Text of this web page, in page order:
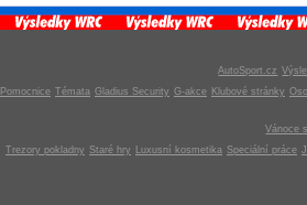
AutoSport.cz
Pomocnice Témata Gladius Security G-akce Klubové stránky
Vánoce
Trezory pokladny Staré hry Luxusní kosmetika Speciální práce